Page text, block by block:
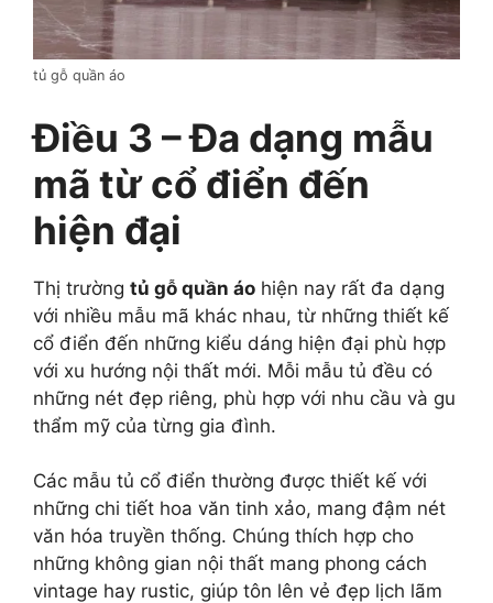
tủ gỗ quần áo
Điều 3 – Đa dạng mẫu
mã từ cổ điển đến
hiện đại
Thị trường tủ gỗ quần áo hiện nay rất đa dạng
với nhiều mẫu mã khác nhau, từ những thiết kế
cổ điển đến những kiểu dáng hiện đại phù hợp
với xu hướng nội thất mới. Mỗi mẫu tủ đều có
những nét đẹp riêng, phù hợp với nhu cầu và gu
thẩm mỹ của từng gia đình.
Các mẫu tủ cổ điển thường được thiết kế với
những chi tiết hoa văn tinh xảo, mang đậm nét
văn hóa truyền thống. Chúng thích hợp cho
những không gian nội thất mang phong cách
vintage hay rustic, giúp tôn lên vẻ đẹp lịch lãm